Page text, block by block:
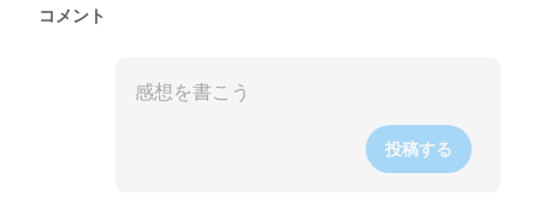
コメント
投稿する